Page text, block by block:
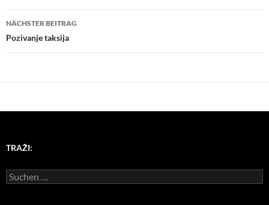
NÄCHSTER BEITRAG
Pozivanje taksija
TRAŽI:
Suchen
nach: